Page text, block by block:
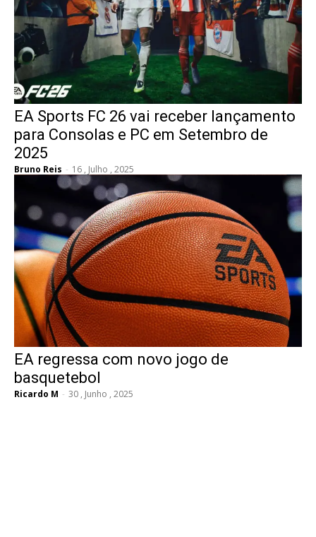
EA Sports FC 26 vai receber lançamento
para Consolas e PC em Setembro de
2025
Bruno Reis - 16 , Julho , 2025
EA regressa com novo jogo de
basquetebol
Ricardo M - 30 , Junho , 2025